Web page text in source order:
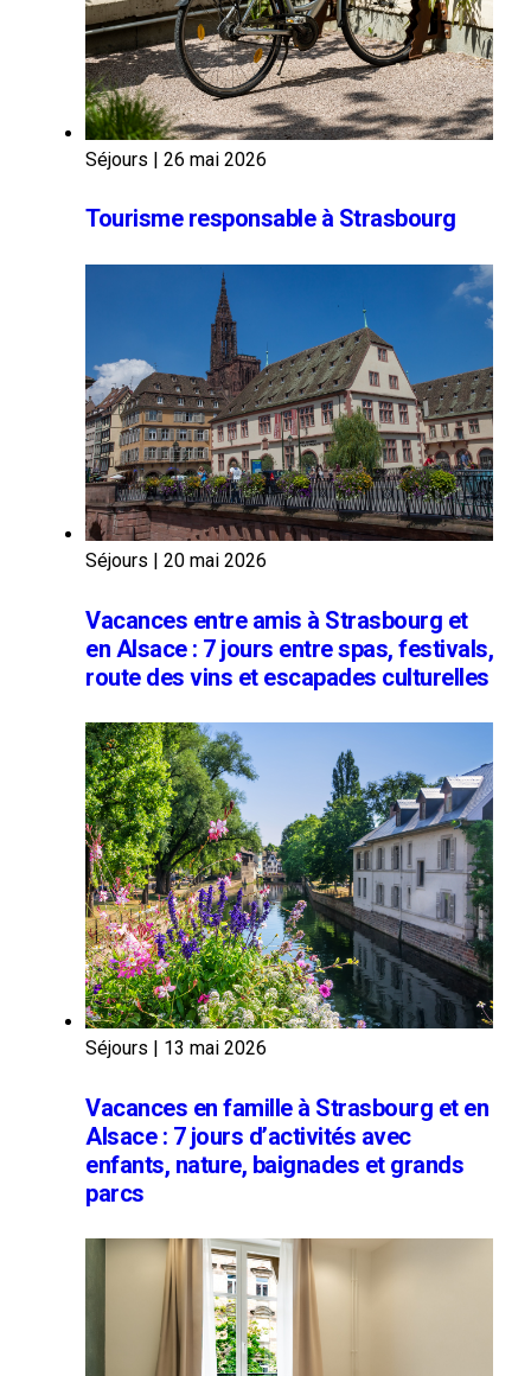
Séjours | 26 mai 2026
Tourisme responsable à Strasbourg
Séjours | 20 mai 2026
Vacances entre amis à Strasbourg et
en Alsace : 7 jours entre spas, festivals,
route des vins et escapades culturelles
Séjours | 13 mai 2026
Vacances en famille à Strasbourg et en
Alsace : 7 jours d’activités avec
enfants, nature, baignades et grands
parcs